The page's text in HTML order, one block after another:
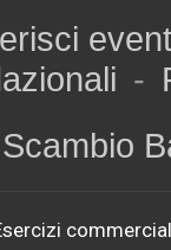
-
Scambio